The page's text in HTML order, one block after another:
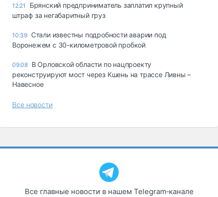
12:21
Брянский предприниматель заплатил крупный
штраф за негабаритный груз
10:39 Стали известны подробности аварии под
Воронежем с 30-километровой пробкой
09.08 В Орловской области по нацпроекту
реконструируют мост через Кшень на трассе Ливны –
Навесное
Все новости
Все главные новости в нашем Telegram‑канале